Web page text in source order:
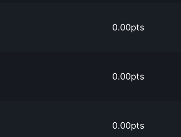
0.00pts
0.00pts
0.00pts